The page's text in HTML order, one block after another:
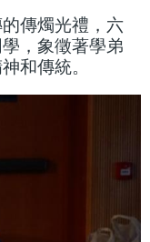
傳燭光禮，六
，象徵著學弟
和傳統。